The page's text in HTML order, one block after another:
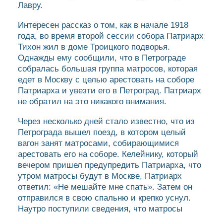
Лавру.
Интересен рассказ о том, как в начале 1918
года, во время второй сессии собора Патриарх
Тихон жил в доме Троицкого подворья.
Однажды ему сообщили, что в Петрограде
собралась большая группа матросов, которая
едет в Москву с целью арестовать на соборе
Патриарха и увезти его в Петроград. Патриарх
не обратил на это никакого внимания.
Через несколько дней стало известно, что из
Петрограда вышел поезд, в котором целый
вагон занят матросами, собирающимися
арестовать его на соборе. Келейнику, который
вечером пришел предупредить Патриарха, что
утром матросы будут в Москве, Патриарх
ответил: «Не мешайте мне спать». Затем он
отправился в свою спальню и крепко уснул.
Наутро поступили сведения, что матросы